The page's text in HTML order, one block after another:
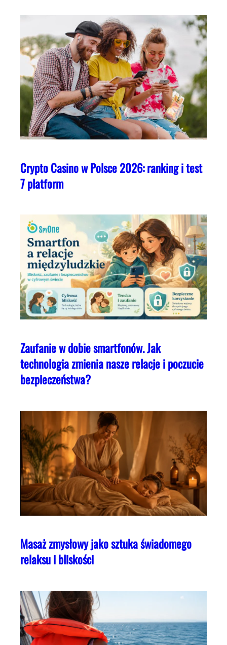
Crypto Casino w Polsce 2026: ranking i test
7 platform
Zaufanie w dobie smartfonów. Jak
technologia zmienia nasze relacje i poczucie
bezpieczeństwa?
Masaż zmysłowy jako sztuka świadomego
relaksu i bliskości